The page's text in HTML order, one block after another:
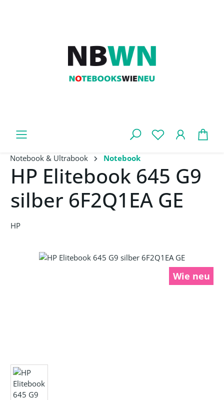
Notebook & Ultrabook Notebook
HP Elitebook 645 G9
silber 6F2Q1EA GE
HP
Bildergalerie überspringen
Wie neu